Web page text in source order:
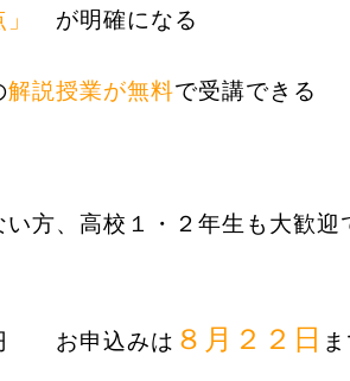
が明確になる
解説授業が無料で受講できる
方、高校１・２年生も大歓迎
お申込みは ８月２２日